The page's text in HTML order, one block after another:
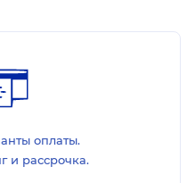
оплаты.
и рассрочка.